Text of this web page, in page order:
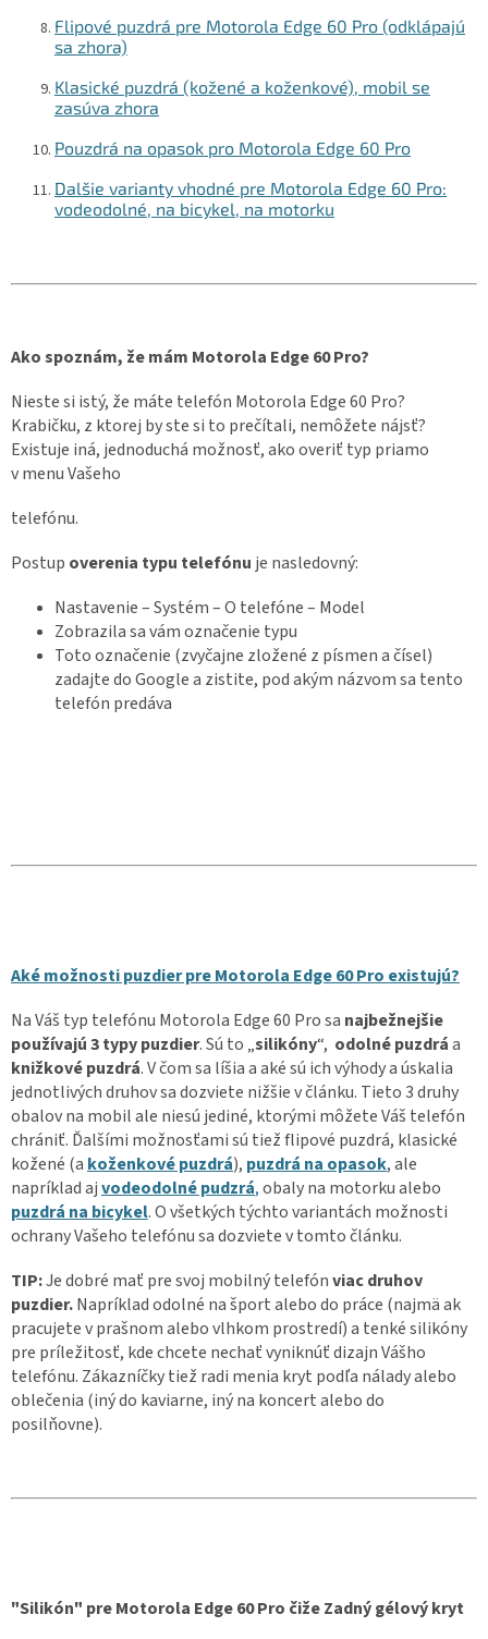
Flipové puzdrá pre Motorola Edge 60 Pro (odklápajú
sa zhora)
Klasické puzdrá (kožené a koženkové), mobil se
zasúva zhora
Pouzdrá na opasok pro Motorola Edge 60 Pro
Dalšie varianty vhodné pre Motorola Edge 60 Pro:
vodeodolné, na bicykel, na motorku
Ako spoznám, že mám Motorola Edge 60 Pro?
Nieste si istý, že máte telefón Motorola Edge 60 Pro?
Krabičku, z ktorej by ste si to prečítali, nemôžete nájsť?
Existuje iná, jednoduchá možnosť, ako overiť typ priamo
v menu Vašeho
telefónu.
Postup overenia typu telefónu je nasledovný:
Nastavenie – Systém – O telefóne – Model
Zobrazila sa vám označenie typu
Toto označenie (zvyčajne zložené z písmen a čísel)
zadajte do Google a zistite, pod akým názvom sa tento
telefón predáva
Aké možnosti puzdier pre Motorola Edge 60 Pro existujú?
Na Váš typ telefónu Motorola Edge 60 Pro sa najbežnejšie
používajú 3 typy puzdier. Sú to „silikóny“, odolné puzdráa
knižkové puzdrá. V čom sa líšia a aké sú ich výhody a úskalia
jednotlivých druhov sa dozviete nižšie v článku. Tieto 3 druhy
obalov na mobil ale niesú jediné, ktorými môžete Váš telefón
chrániť. Ďalšími možnosťami sú tiež flipové puzdrá, klasické
kožené (a koženkové puzdrá), puzdrá na opasok, ale
napríklad ajvodeodolné pudzrá,obaly na motorku alebo
puzdrá na bicykel. O všetkých týchto variantách možnosti
ochrany Vašeho telefónu sa dozviete v tomto článku.
TIP:Je dobré mať pre svoj mobilný telefónviac druhov
puzdier.Napríklad odolné na šport alebo do práce (najmä ak
pracujete v prašnom alebo vlhkom prostredí) a tenké silikóny
pre príležitosť, kde chcete nechať vyniknúť dizajn Vášho
telefónu. Zákazníčky tiež radi menia kryt podľa nálady alebo
oblečenia (iný do kaviarne, iný na koncert alebo do
posilňovne).
"Silikón" pre Motorola Edge 60 Pro čiže Zadný gélový kryt